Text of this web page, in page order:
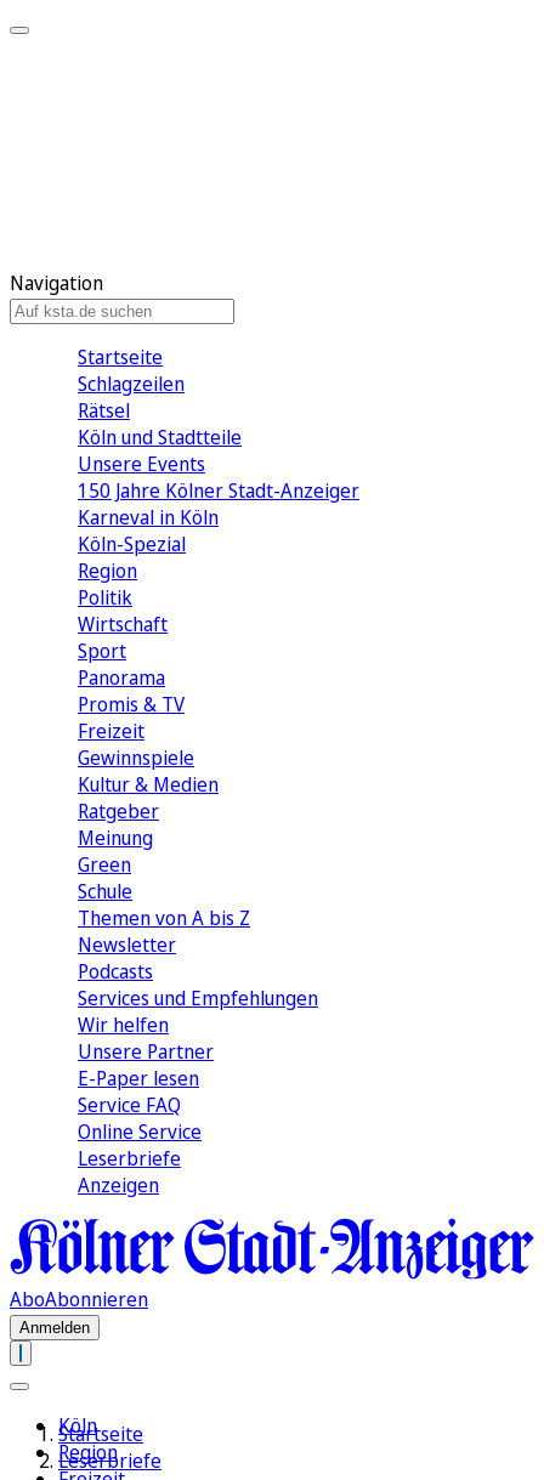
Navigation
Startseite
Schlagzeilen
Rätsel
Köln und Stadtteile
Unsere Events
150 Jahre Kölner Stadt-Anzeiger
Karneval in Köln
Köln-Spezial
Region
Politik
Wirtschaft
Sport
Panorama
Promis & TV
Freizeit
Gewinnspiele
Kultur & Medien
Ratgeber
Meinung
Green
Schule
Themen von A bis Z
Newsletter
Podcasts
Services und Empfehlungen
Wir helfen
Unsere Partner
E-Paper lesen
Service FAQ
Online Service
Leserbriefe
Anzeigen
AboAbonnieren
Anmelden
Köln
Region
Startseite
Leserbriefe